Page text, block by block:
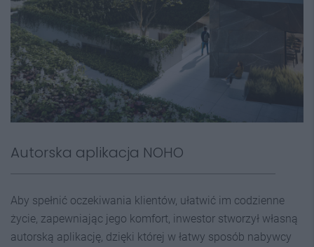
Autorska aplikacja NOHO
Aby spełnić oczekiwania klientów, ułatwić im codzienne
życie, zapewniając jego komfort, inwestor stworzył własną
autorską aplikację, dzięki której w łatwy sposób nabywcy